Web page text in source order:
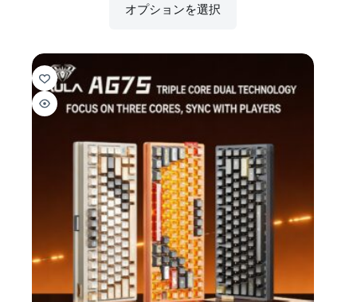
オプションを選択